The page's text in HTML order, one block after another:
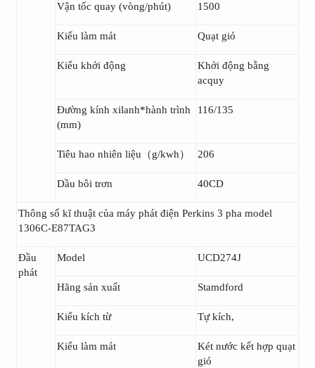
Vận tốc quay (vòng/phút) 1500
Kiểu làm mát Quạt gió
Kiểu khởi động
Khởi động bằng
acquy
Đường kính xilanh*hành trình
(mm)
116/135
Tiêu hao nhiên liệu（g/kwh） 206
Dầu bôi trơn 40CD
Thông số kĩ thuật của máy phát điện Perkins 3 pha model
1306C-E87TAG3
Đầu
phát
Model UCD274J
Hãng sản xuất Stamdford
Kiểu kích từ Tự kích,
Kiểu làm mát
Két nước kết hợp quạt
gió